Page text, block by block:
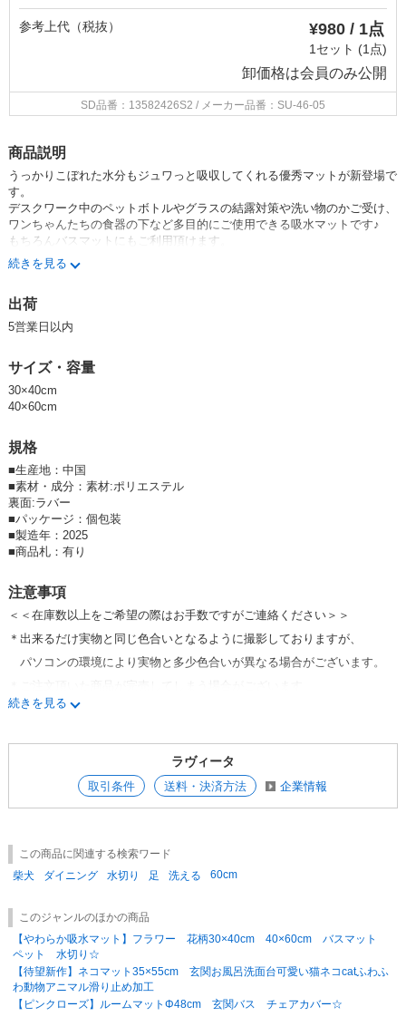
参考上代（税抜） ¥980 / 1点
1セット (1点)
卸価格は会員のみ公開
SD品番：13582426S2 / メーカー品番：SU-46-05
商品説明
うっかりこぼれた水分もジュワっと吸収してくれる優秀マットが新登場で
す。
デスクワーク中のペットボトルやグラスの結露対策や洗い物のかご受け、
ワンちゃんたちの食器の下など多目的にご使用できる吸水マットです♪
もちろんバスマットにもご利用頂けます。
裏面はラバー加工なので滑りにくく、
汚れても水洗いできるので安心です！
続きを見る
出荷
5営業日以内
サイズ・容量
30×40cm
40×60cm
規格
■生産地：中国
■素材・成分：素材:ポリエステル
裏面:ラバー
■パッケージ：個包装
■製造年：2025
■商品札：有り
注意事項
＜＜在庫数以上をご希望の際はお手数ですがご連絡ください＞＞
＊出来るだけ実物と同じ色合いとなるように撮影しておりますが、
パソコンの環境により実物と多少色合いが異なる場合がございます。
その際はメールにて完売のご連絡をさせて頂きます。
＊個人宅への配送は行っておりません。
続きを見る
ラヴィータ
取引条件 送料・決済方法 企業情報
この商品に関連する検索ワード
柴犬
ダイニング 水切り 足 洗える 60cm
このジャンルのほかの商品
【やわらか吸水マット】フラワー 花柄30×40cm 40×60cm バスマット
ペット 水切り☆
【待望新作】ネコマット35×55cm 玄関お風呂洗面台可愛い猫ネコcatふわふ
わ動物アニマル滑り止め加工
【ピンクローズ】ルームマットΦ48cm 玄関バス チェアカバー☆